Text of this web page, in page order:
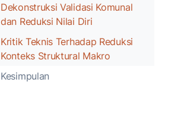
Dekonstruksi Validasi Komunal
dan Reduksi Nilai Diri
Kritik Teknis Terhadap Reduksi
Konteks Struktural Makro
Kesimpulan